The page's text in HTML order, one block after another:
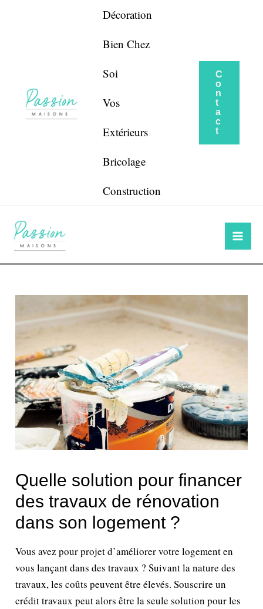
Décoration
Bien Chez
Soi
Vos
Extérieurs
Bricolage
Construction
C
o
n
t
a
c
t
Quelle solution pour financer
des travaux de rénovation
dans son logement ?
Vous avez pour projet d’améliorer votre logement en
vous lançant dans des travaux ? Suivant la nature des
travaux, les coûts peuvent être élevés. Souscrire un
crédit travaux peut alors être la seule solution pour les